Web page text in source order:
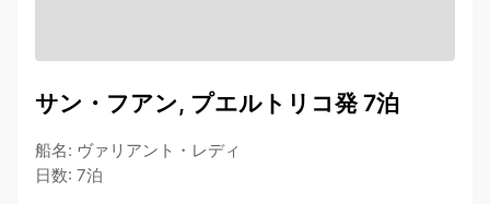
サン・フアン, プエルトリコ発 7泊
船名: ヴァリアント・レディ
日数: 7泊